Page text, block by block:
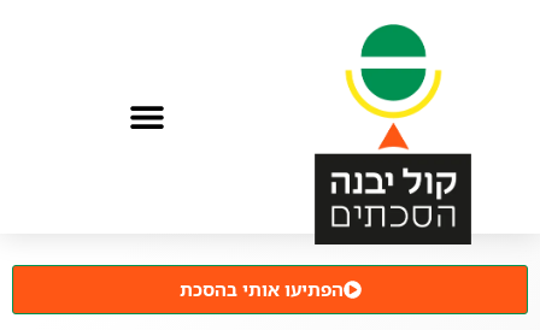
הפתיעו אותי בהסכת